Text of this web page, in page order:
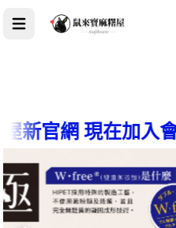
現在加入會員，